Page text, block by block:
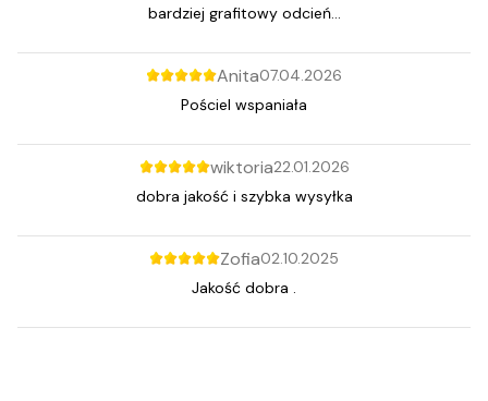
bardziej grafitowy odcień...
Anita07.04.2026
Pościel wspaniała
wiktoria22.01.2026
dobra jakość i szybka wysyłka
Zofia02.10.2025
Jakość dobra .